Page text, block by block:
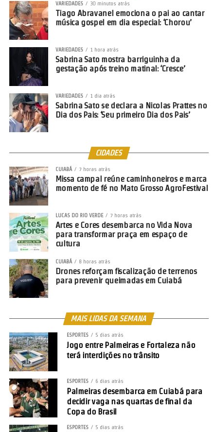
VARIEDADES 30 minutos atrás
Tiago Abravanel emociona o pai ao cantar
música gospel em dia especial: ‘Chorou’
VARIEDADES 1 hora atrás
Sabrina Sato mostra barriguinha da
gestação após treino matinal: ‘Cresce’
VARIEDADES 1 dia atrás
Sabrina Sato se declara a Nicolas Prattes no
Dia dos Pais: ‘Seu primeiro Dia dos Pais’
CIDADES
CUIABÁ 7 horas atrás
Missa campal reúne caminhoneiros e marca
momento de fé no Mato Grosso AgroFestival
LUCAS DO RIO VERDE 7 horas atrás
Artes e Cores desembarca no Vida Nova
para transformar praça em espaço de
cultura
CUIABÁ 8 horas atrás
Drones reforçam fiscalização de terrenos
para prevenir queimadas em Cuiabá
MAIS LIDAS DA SEMANA
ESPORTES 5 dias atrás
Jogo entre Palmeiras e Fortaleza não
terá interdições no trânsito
ESPORTES 6 dias atrás
Palmeiras desembarca em Cuiabá para
decidir vaga nas quartas de final da
Copa do Brasil
ESPORTES 5 dias atrás